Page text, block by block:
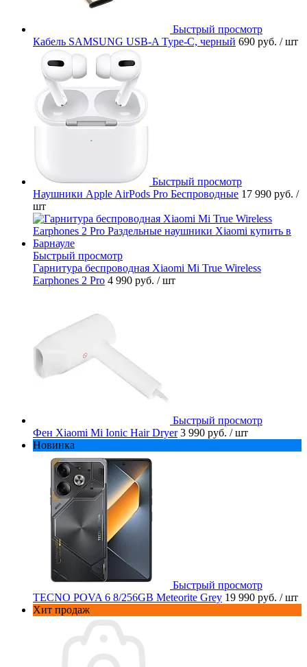
Быстрый просмотр
Кабель SAMSUNG USB-A Type-C, черный 690 руб. / шт
Быстрый просмотр
Наушники Apple AirPods Pro Беспроводные 17 990 руб. /
шт
Быстрый просмотр
Гарнитура беспроводная Xiaomi Mi True Wireless
Earphones 2 Pro 4 990 руб. / шт
Быстрый просмотр
Фен Xiaomi Mi Ionic Hair Dryer 3 990 руб. / шт
Новинка
Быстрый просмотр
TECNO POVA 6 8/256GB Meteorite Grey 19 990 руб. / шт
Хит продаж